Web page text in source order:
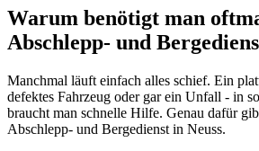
Warum benötigt man
Abschlepp- und
Manchmal läuft einfach alles schief. Ein
defektes Fahrzeug oder gar ein Unfall - in
braucht man schnelle Hilfe. Genau dafür
Abschlepp- und Bergedienst in Neuss.